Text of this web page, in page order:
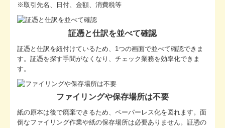
※取引先名、日付、金額、消費税等
証憑と仕訳を並べて確認
証憑と仕訳を紐付けているため、1つの画面で並べて確認できま
す。証憑を探す手間がなくなり、チェック業務を効率化できま
す。
ファイリングや保存場所は不要
紙の原本は後で廃棄できるため、ペーパーレス化を図れます。面
倒なファイリング作業や紙の保存場所は必要ありません。証憑の